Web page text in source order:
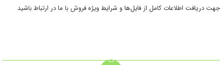
جهت دریافت اطلاعات کامل از فایل‌ها و شرایط ویژه فروش با ما در ارتباط باشید